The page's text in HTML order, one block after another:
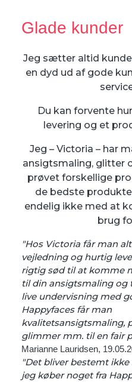
Glade kunder
Jeg sætter altid
en dyd ud af gode
Du kan forvente
levering og et
Jeg – Victoria – har
ansigtsmaling, glitter
prøvet forskellige
de bedste
endelig ikke med at
brug
"Hos Victoria får man
vejledning og hurtig
rigtig sød til at komme
til din ansigtsmaling og
live undervisning med
Happyfaces får man
kvalitetsansigtsmaling,
glimmer mm. til en fair
Marianne Lauridsen,
"Det bliver bestemt ikke
jeg køber noget fra